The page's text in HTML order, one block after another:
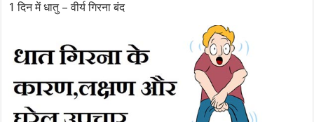
1 दिन में धातु – वीर्य गिरना बंद